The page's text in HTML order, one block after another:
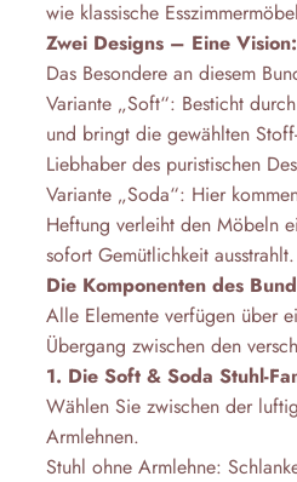
wie klassische
Zwei Designs – Eine
Das Besondere an diesem
Variante „Soft“: Besticht
und bringt die gewählten
Liebhaber des puristischen
Variante „Soda“: Hier
Heftung verleiht den Möbeln
sofort Gemütlichkeit ausstrahlt.
Die Komponenten des
Alle Elemente verfügen über
Übergang zwischen den
1. Die Soft & Soda Stuhl-
Wählen Sie zwischen der
Armlehnen.
Stuhl ohne Armlehne: